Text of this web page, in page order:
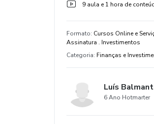
9 aula e 1 hora de
Formato: Cursos Online e
Assinatura . Investimentos
Categoria: Finanças e
Luís Balmant
6 Ano Hotmarter